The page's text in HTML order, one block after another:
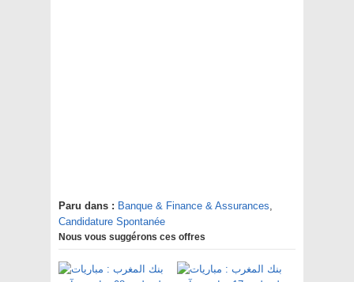
Paru dans : Banque & Finance & Assurances,
Candidature Spontanée
Nous vous suggérons ces offres